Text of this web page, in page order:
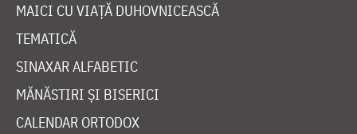
MAICI CU VIAȚĂ DUHOVNICEASCĂ
TEMATICĂ
SINAXAR ALFABETIC
MĂNĂSTIRI ȘI BISERICI
CALENDAR ORTODOX